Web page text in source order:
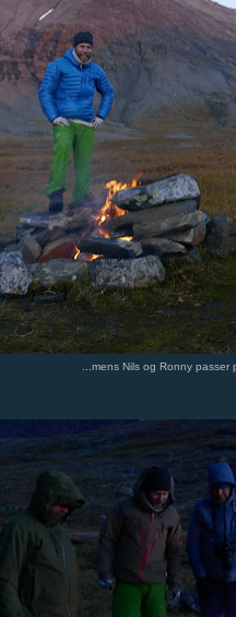
...mens Nils og Ronny passer